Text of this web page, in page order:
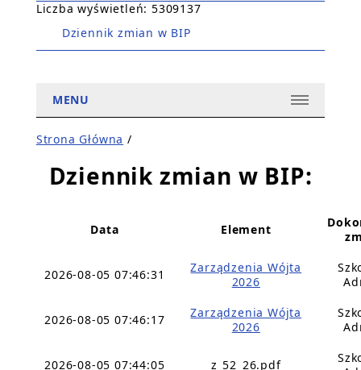
Liczba wyświetleń: 5309137
Dziennik zmian w BIP
MENU
Strona Główna /
Dziennik zmian w BIP:
Data Element
2026-08-05 07:46:31
Zarządzenia Wójta
2026
2026-08-05 07:46:17
Zarządzenia Wójta
2026
2026-08-05 07:44:05 z_52_26.pdf